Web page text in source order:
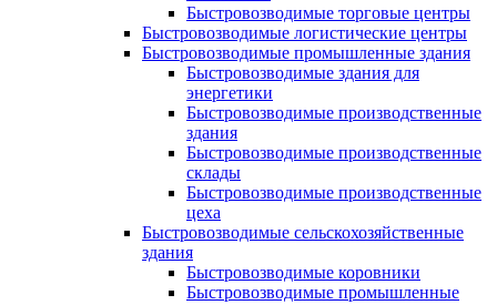
Быстровозводимые торговые центры
Быстровозводимые логистические центры
Быстровозводимые промышленные здания
Быстровозводимые здания для
энергетики
Быстровозводимые производственные
здания
Быстровозводимые производственные
склады
Быстровозводимые производственные
цеха
Быстровозводимые сельскохозяйственные
здания
Быстровозводимые коровники
Быстровозводимые промышленные